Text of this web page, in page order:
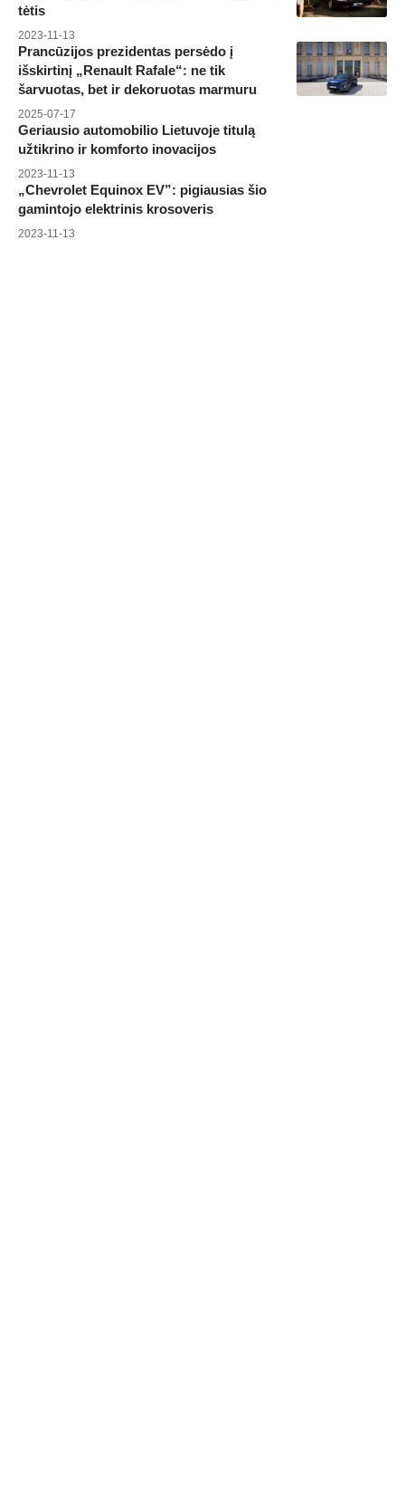
tėtis
2023-11-13
Prancūzijos prezidentas persėdo į
išskirtinį „Renault Rafale“: ne tik
šarvuotas, bet ir dekoruotas marmuru
2025-07-17
Geriausio automobilio Lietuvoje titulą
užtikrino ir komforto inovacijos
2023-11-13
„Chevrolet Equinox EV”: pigiausias šio
gamintojo elektrinis krosoveris
2023-11-13